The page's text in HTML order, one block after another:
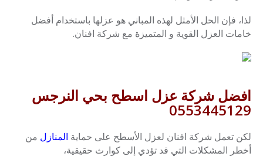
لذا، فإن الحل الأمثل لهذه المباني هو عزلها باستخدام أفضل
خامات العزل القوية و المتميزة مع شركة افنان.
افضل شركة عزل اسطح بحي النرجس
0553445129
لكن تعمل شركة افنان لعزل الأسطح على حماية المنازل من
أخطر المشكلات التي قد تؤدي إلى كوارث حقيقية،